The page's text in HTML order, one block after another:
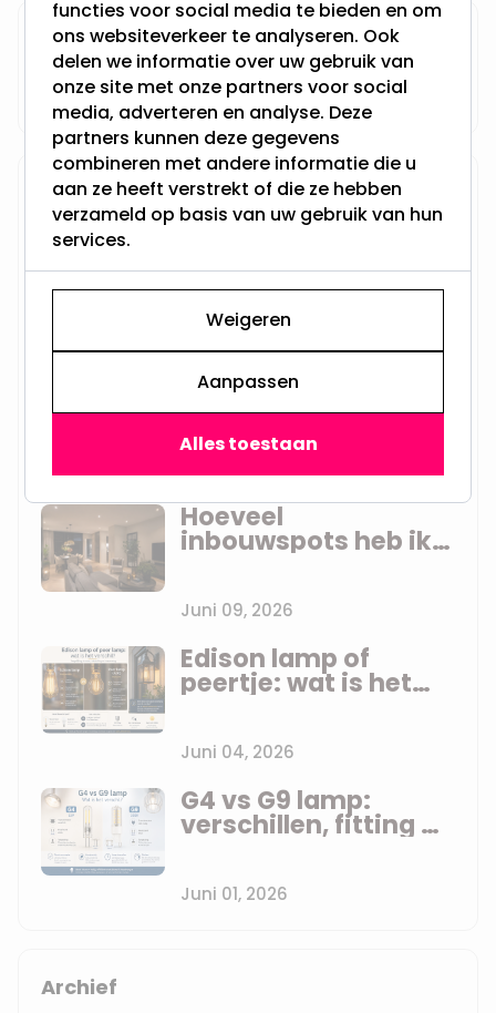
Categorieën
Keuzehulp verlichting(2)
Recente Berichten
Welke dimmer heb ik
inbouwspots? Uitleg
zonder jargon
Juni 18, 2026
Inbouwspots
plaatsen: waar zet je
ze? De praktijkregels
per ruimte
Hoeveel
inbouwspots heb ik
nodig? De vuistregel
vertellen
Juni 09, 2026
Edison lamp of
peertje: wat is het
verschil?
Juni 04, 2026
G4 vs G9 lamp:
verschillen, fitting en
LED vervanging
Juni 01, 2026
Archief
functies voor social media te bieden en om
ons websiteverkeer te analyseren. Ook
delen we informatie over uw gebruik van
onze site met onze partners voor social
media, adverteren en analyse. Deze
partners kunnen deze gegevens
combineren met andere informatie die u
aan ze heeft verstrekt of die ze hebben
verzameld op basis van uw gebruik van hun
services.
Weigeren
Aanpassen
Alles toestaan